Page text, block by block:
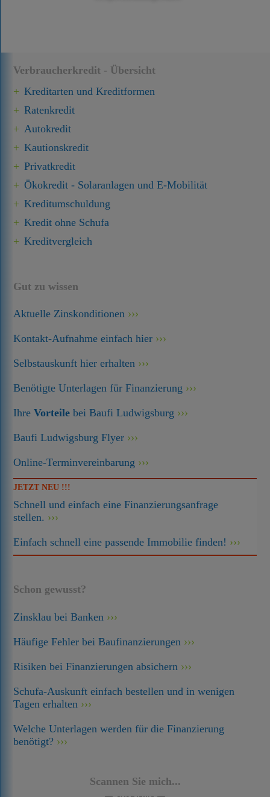
Verbraucherkredit - Übersicht
Kreditarten und Kreditformen
Ratenkredit
Autokredit
Kautionskredit
Privatkredit
Ökokredit - Solaranlagen und E-Mobilität
Kredit­umschuldung
Kredit ohne Schufa
Kreditvergleich
Gut zu wissen
Aktuelle Zinskonditionen
Kontakt-Aufnahme einfach hier
Selbstauskunft hier erhalten
Benötigte Unterlagen für Finanzierung
IhreVorteile bei Baufi Ludwigsburg
Baufi Ludwigsburg Flyer
Online-Terminvereinbarung
JETZT NEU !!!
Schnell und einfach eine Finanzierungsanfrage
stellen.
Einfach schnell eine passende Immobilie finden!
Schon gewusst?
Zinsklau bei Banken
Häufige Fehler bei Baufinanzierungen
Risiken bei Finanzierungen absichern
Schufa-Auskunft einfach bestellen und in wenigen
Tagen erhalten
Welche Unterlagen werden für die Finanzierung
benötigt?
Scannen Sie mich...